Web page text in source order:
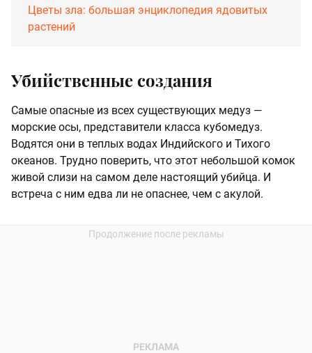
Цветы зла: большая энциклопедия ядовитых
растений
Убийственные создания
Самые опасные из всех существующих медуз —
морские осы, представители класса кубомедуз.
Водятся они в теплых водах Индийского и Тихого
океанов. Трудно поверить, что этот небольшой комок
живой слизи на самом деле настоящий убийца. И
встреча с ним едва ли не опаснее, чем с акулой.